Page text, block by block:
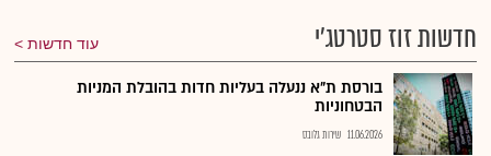
חדשות זוז סטרטג'י עוד חדשות
בורסת ת"א ננעלה בעליות חדות בהובלת המניות
הבטחוניות
11.06.2026 שירות גלובס